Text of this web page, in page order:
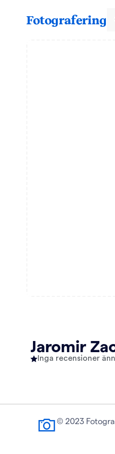
Fotografering
Jaromir
Inga recensioner
© 2023